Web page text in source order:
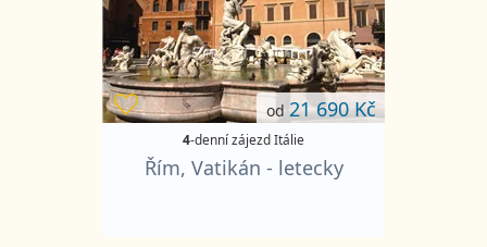
od 21 690 Kč
4-denní zájezd Itálie
Řím, Vatikán - letecky